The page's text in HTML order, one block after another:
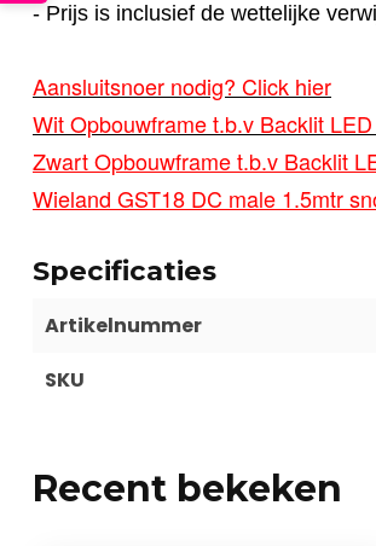
- Prijs is inclusief de wettelijke
Aansluitsnoer nodig? Click hier
Wit Opbouwframe t.b.v Backlit
Zwart Opbouwframe t.b.v Backlit
Wieland GST18 DC male 1.5mtr
Specificaties
Artikelnummer
SKU
Recent bekeken